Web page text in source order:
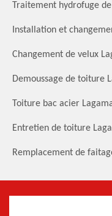
Traitement hydrofuge
Installation et
Changement de velux
Demoussage de toiture
Toiture bac acier
Entretien de toiture
Remplacement de